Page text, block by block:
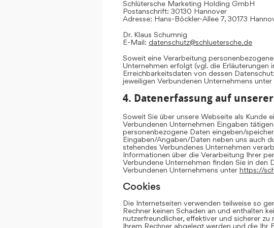
Schlütersche Marketing Holding GmbH
Postanschrift: 30130 Hannover
Adresse: Hans-Böckler-Allee 7, 30173
Dr. Klaus Schumnig
E-Mail: datenschutz@schluetersche.de
Soweit eine Verarbeitung
Unternehmen erfolgt (vgl. die Erläuterungen
Erreichbarkeitsdaten von dessen
jeweiligen Verbundenen Unternehmens unter
4. Datenerfassung auf
Soweit Sie über unsere Webseite als Kunde
Verbundenen Unternehmen Eingaben
personenbezogene Daten eingeben/
Eingaben/Angaben/Daten neben uns auch
stehendes Verbundenes Unternehmen
Informationen über die Verarbeitung Ihrer
Verbundene Unternehmen finden Sie in den
Verbundenen Unternehmens unter https://
Cookies
Die Internetseiten verwenden teilweise so
Rechner keinen Schaden an und enthalten
nutzerfreundlicher, effektiver und sicherer
Ihrem Rechner abgelegt werden und die Ihr